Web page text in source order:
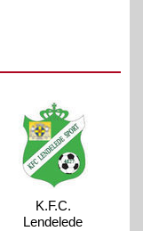
K.F.C.
Lendelede